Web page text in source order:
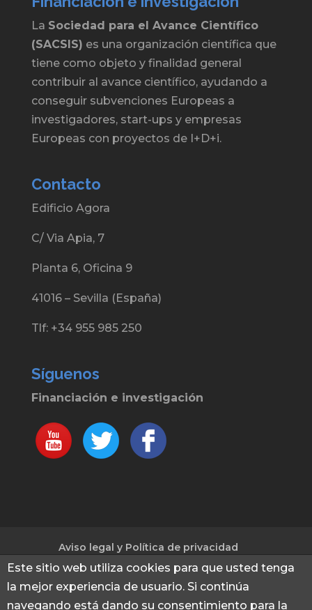
La Sociedad para el Avance Científico
(SACSIS) es una organización científica que
tiene como objeto y finalidad general
contribuir al avance científico, ayudando a
conseguir subvenciones Europeas a
investigadores, start-ups y empresas
Europeas con proyectos de I+D+i.
Contacto
Edificio Agora
C/ Via Apia, 7
Planta 6, Oficina 9
41016 – Sevilla (España)
Tlf: +34 955 985 250
Síguenos
Financiación e investigación
Aviso legal y Política de privacidad
Política de cookies
Este sitio web utiliza cookies para que usted tenga
la mejor experiencia de usuario. Si continúa
navegando está dando su consentimiento para la